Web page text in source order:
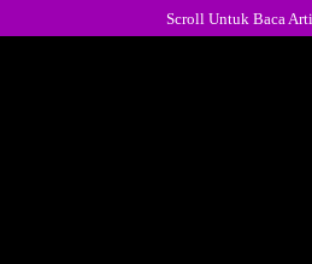
ke
Scroll Untuk Baca